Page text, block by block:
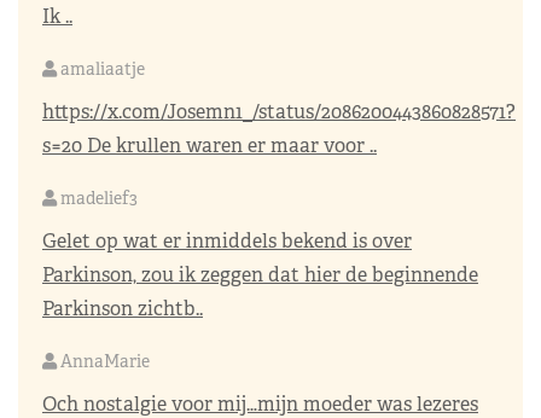
Ik ..
amaliaatje
https://x.com/Josemn1_/status/2086200443860828571?
s=20 De krullen waren er maar voor ..
madelief3
Gelet op wat er inmiddels bekend is over
Parkinson, zou ik zeggen dat hier de beginnende
Parkinson zichtb..
AnnaMarie
Och nostalgie voor mij…mijn moeder was lezeres